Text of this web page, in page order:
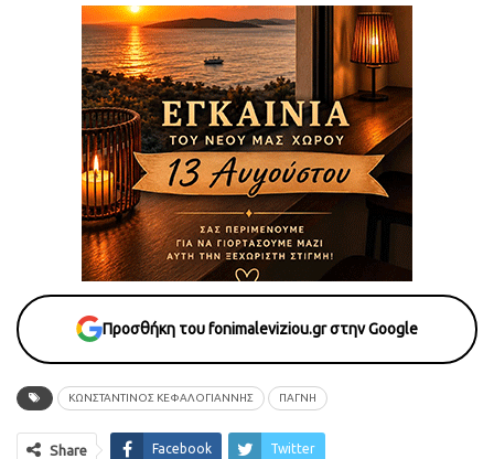
Προσθήκη του fonimaleviziou.gr στην Google
ΚΩΝΣΤΑΝΤΙΝΟΣ ΚΕΦΑΛΟΓΙΑΝΝΗΣ ΠΑΓΝΗ
Share Facebook Twitter